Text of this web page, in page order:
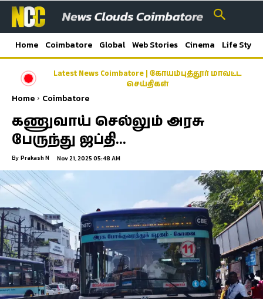
Home Coimbatore Global Web Stories Cinema Life Style
Latest News Coimbatore | கோயம்புத்தூர் மாவட்ட
செய்திகள்
Home Coimbatore
கணுவாய் செல்லும் அரசு
பேருந்து ஜப்தி…
By Prakash N Nov 21, 2025 05:48 AM